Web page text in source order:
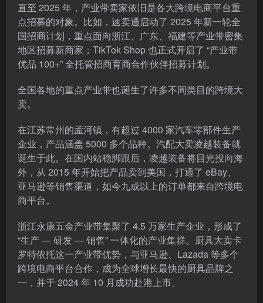
直至 2025 年，产业带卖家依旧是各大跨境电商平台重
点招募的对象。比如，速卖通启动了 2025 年新一轮全
国招商计划，重点面向浙江、广东、福建等产业带密集
地区招募新商家；TikTok Shop 也正式开启了 “产业带
优品 100+” 全托管招商育商合作伙伴招募计划。
全国各地的重点产业带也诞生了许多不同类目的跨境大
卖。
在江苏常州的孟河镇，有超过 4000 家汽车零部件生产
企业，产品涵盖 5000 多个品种。汽配大卖凌越装备就
诞生于此。在国内站稳脚跟后，凌越装备将目光投向海
外，从 2015 年开始把产品卖到美国，打通了 eBay、
亚马逊等销售渠道，如今九成以上的订单都来自跨境电
商平台。
浙江永康五金产业带集聚了 4.5 万家生产企业，形成了
“生产 — 研发 — 销售” 一体化的产业集群。厨具大卖卡
罗特依托这一产业带优势，与亚马逊、Lazada 等多个
跨境电商平台合作，成为全球增长最快的厨具品牌之
一，并于 2024 年 10 月成功赴港上市。